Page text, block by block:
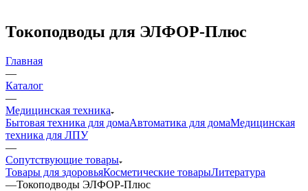
Токоподводы для ЭЛФОР-Плюс
Главная
—
Каталог
—
Медицинская техника
Бытовая техника для домаАвтоматика для домаМедицинская
техника для ЛПУ
—
Сопутствующие товары
Товары для здоровьяКосметические товарыЛитература
—Токоподводы ЭЛФОР-Плюс